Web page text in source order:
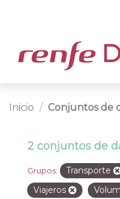
Inicio Conjuntos de
2 conjuntos de
Grupos: Transporte
Viajeros